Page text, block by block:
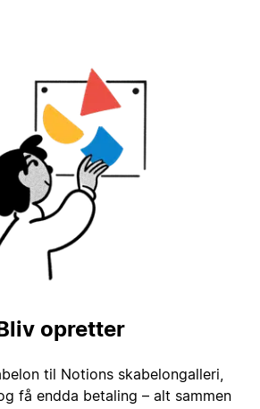
opretter
til Notions skabelongalleri,
få endda betaling – alt sammen